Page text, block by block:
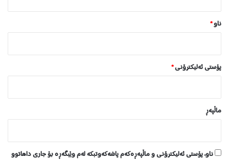
ناو*
پۆستی ئەلیکترۆنی*
ماڵپه‌ڕ
ناو، پۆستی ئەلیکترۆنی و ماڵپەڕەکەم پاشەکەوتبکە لەم وێبگەڕە بۆ جاری داهاتوو